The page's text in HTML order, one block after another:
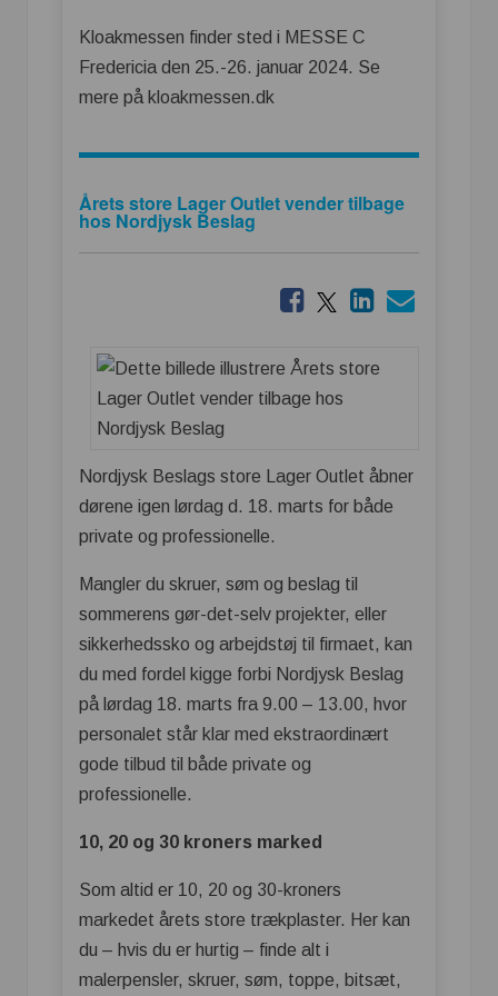
Kloakmessen finder sted i MESSE C
Fredericia den 25.-26. januar 2024. Se
mere på kloakmessen.dk
Årets store Lager Outlet vender tilbage
hos Nordjysk Beslag
Nordjysk Beslags store Lager Outlet åbner
dørene igen lørdag d. 18. marts for både
private og professionelle.
Mangler du skruer, søm og beslag til
sommerens gør-det-selv projekter, eller
sikkerhedssko og arbejdstøj til firmaet, kan
du med fordel kigge forbi Nordjysk Beslag
på lørdag 18. marts fra 9.00 – 13.00, hvor
personalet står klar med ekstraordinært
gode tilbud til både private og
professionelle.
10, 20 og 30 kroners marked
Som altid er 10, 20 og 30-kroners
markedet årets store trækplaster. Her kan
du – hvis du er hurtig – finde alt i
malerpensler, skruer, søm, toppe, bitsæt,